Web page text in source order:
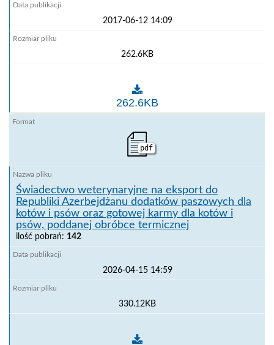
2017-06-12 14:09
262.6KB
Świadectwo weterynaryjne dla przetworzonego
262.6KB
pdf
Świadectwo weterynaryjne na eksport do
Republiki Azerbejdżanu dodatków paszowych dla
kotów i psów oraz gotowej karmy dla kotów i
psów, poddanej obróbce termicznej
ilość pobrań: 142
2026-04-15 14:59
330.12KB